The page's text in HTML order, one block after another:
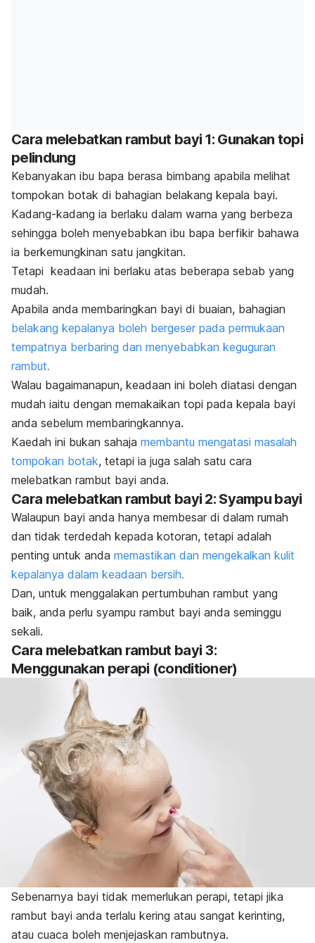
Cara melebatkan rambut bayi 1: Gunakan topi
pelindung
Kebanyakan ibu bapa berasa bimbang apabila melihat
tompokan botak di bahagian belakang kepala bayi.
Kadang-kadang ia berlaku dalam warna yang berbeza
sehingga boleh menyebabkan ibu bapa berfikir bahawa
ia berkemungkinan satu jangkitan.
Tetapi keadaan ini berlaku atas beberapa sebab yang
mudah.
Apabila anda membaringkan bayi di buaian, bahagian
belakang kepalanya boleh bergeser pada permukaan
tempatnya berbaring dan menyebabkan keguguran
rambut.
Walau bagaimanapun, keadaan ini boleh diatasi dengan
mudah iaitu dengan memakaikan topi pada kepala bayi
anda sebelum membaringkannya.
Kaedah ini bukan sahaja membantu mengatasi masalah
tompokan botak, tetapi ia juga salah satu cara
melebatkan rambut bayi anda.
Cara melebatkan rambut bayi 2: Syampu bayi
Walaupun bayi anda hanya membesar di dalam rumah
dan tidak terdedah kepada kotoran, tetapi adalah
penting untuk anda memastikan dan mengekalkan kulit
kepalanya dalam keadaan bersih.
Dan, untuk menggalakan pertumbuhan rambut yang
baik, anda perlu syampu rambut bayi anda seminggu
sekali.
Cara melebatkan rambut bayi 3:
Menggunakan perapi (conditioner)
Sebenarnya bayi tidak memerlukan perapi, tetapi jika
rambut bayi anda terlalu kering atau sangat kerinting,
atau cuaca boleh menjejaskan rambutnya.